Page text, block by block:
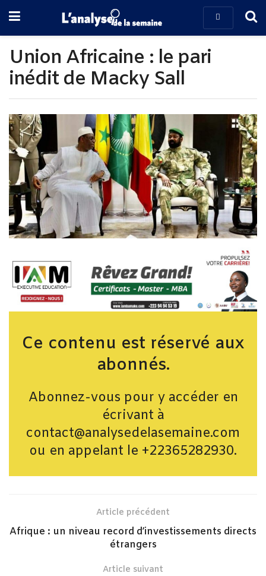
Union Africaine : le pari
inédit de Macky Sall
Ce contenu est réservé aux
abonnés.
Abonnez-vous pour y accéder en
écrivant à
contact@analysedelasemaine.com
ou en appelant le +22365282930.
Article précédent
Afrique : un niveau record d’investissements directs
étrangers
Article suivant